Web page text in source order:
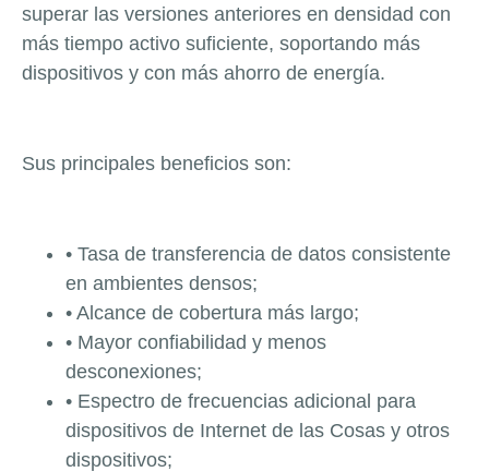
superar las versiones anteriores en densidad con
más tiempo activo suficiente, soportando más
dispositivos y con más ahorro de energía.
Sus principales beneficios son:
• Tasa de transferencia de datos consistente
en ambientes densos;
• Alcance de cobertura más largo;
• Mayor confiabilidad y menos
desconexiones;
• Espectro de frecuencias adicional para
dispositivos de Internet de las Cosas y otros
dispositivos;